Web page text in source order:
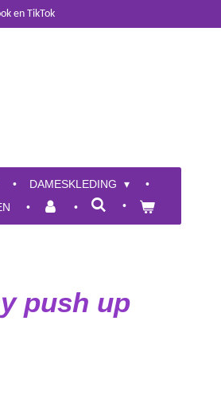
en TikTok
DAMESKLEDING
push up